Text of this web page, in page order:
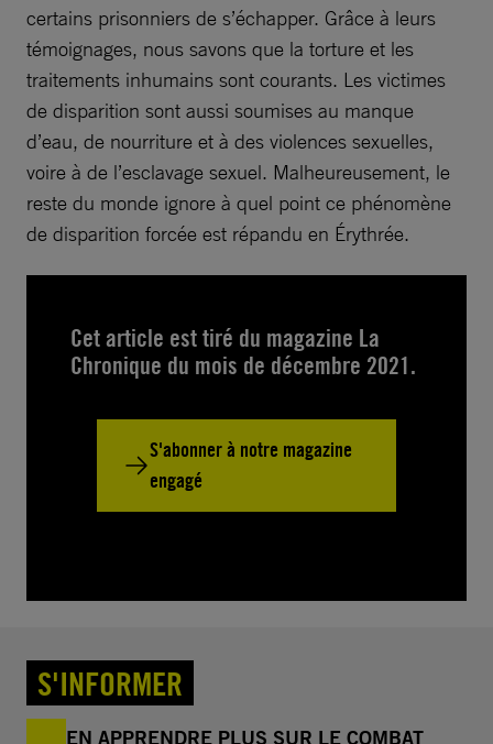
certains prisonniers de s’échapper. Grâce à leurs
témoignages, nous savons que la torture et les
traitements inhumains sont courants. Les victimes
de disparition sont aussi soumises au manque
d’eau, de nourriture et à des violences sexuelles,
voire à de l’esclavage sexuel. Malheureusement, le
reste du monde ignore à quel point ce phénomène
de disparition forcée est répandu en Érythrée.
Cet article est tiré du magazine La
Chronique du mois de décembre 2021.
S'abonner à notre magazine
engagé
S'INFORMER
EN APPRENDRE PLUS SUR LE COMBAT